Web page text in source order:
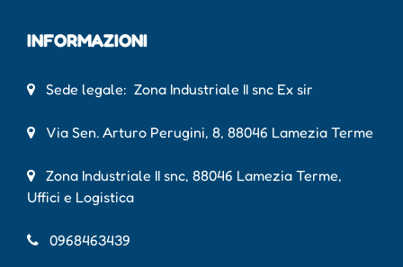
INFORMAZIONI
Sede legale: Zona Industriale II snc Ex sir
Via Sen. Arturo Perugini, 8, 88046 Lamezia Terme
Zona Industriale II snc, 88046 Lamezia Terme,
Uffici e Logistica
0968463439